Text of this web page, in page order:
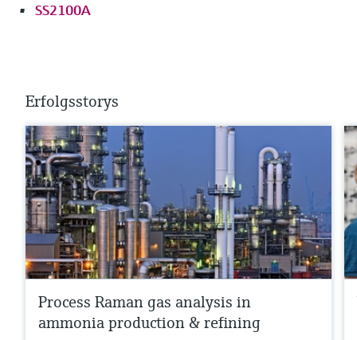
SS2100A
Erfolgsstorys
Process Raman gas analysis in
ammonia production & refining